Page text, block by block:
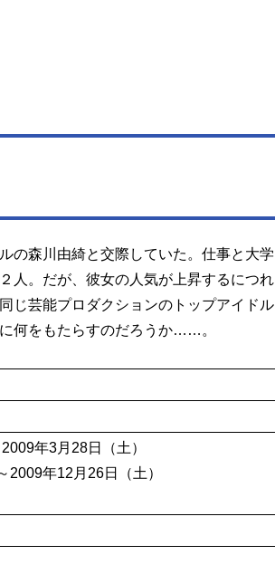
の森川由綺と交際していた。仕事と大学
人。だが、彼女の人気が上昇するにつれ
じ芸能プロダクションのトップアイドル
何をもたらすのだろうか……。
年3月28日（土）
2009年12月26日（土）